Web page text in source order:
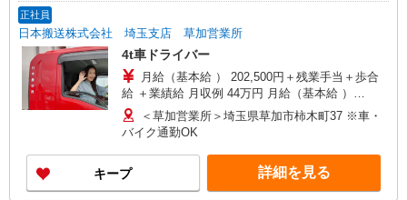
手当・賞与別途支給 平均残業時間 月20時間
（2025年実績）
正社員
日本搬送株式会社 埼玉支店 草加営業所
4t車ドライバー
月給（基本給 ） 202,500円＋残業手当＋歩合
給 ＋業績給 月収例 44万円 月給（基本給 ）
202,500円＋売上歩合給 100,000円＋業績給
23,065円＋残業手当 114,435円（月45Ｈ）
＜草加営業所＞埼玉県草加市柿木町37 ※車・
バイク通勤OK
キープ 詳細を見る